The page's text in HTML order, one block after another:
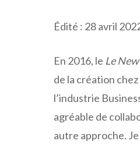
Édité : 28 avril
En 2016, le Le
de la création chez
l’industrie
agréable de
autre approche.